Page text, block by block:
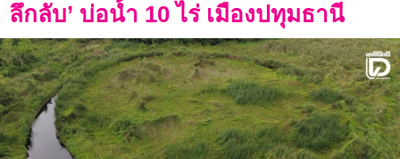
ลึกลับ’ บ่อน้ำ 10 ไร่ เมืองปทุมธานี